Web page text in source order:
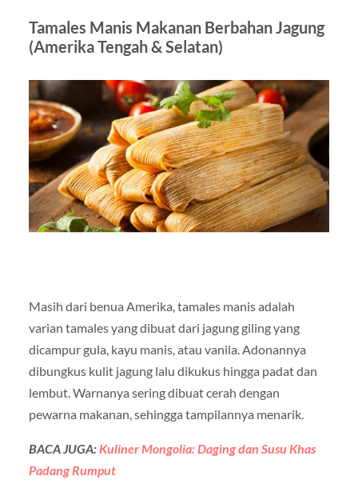
Tamales Manis Makanan Berbahan Jagung
(Amerika Tengah & Selatan)
Masih dari benua Amerika, tamales manis adalah
varian tamales yang dibuat dari jagung giling yang
dicampur gula, kayu manis, atau vanila. Adonannya
dibungkus kulit jagung lalu dikukus hingga padat dan
lembut. Warnanya sering dibuat cerah dengan
pewarna makanan, sehingga tampilannya menarik.
BACA JUGA:Kuliner Mongolia: Daging dan Susu Khas
Padang Rumput